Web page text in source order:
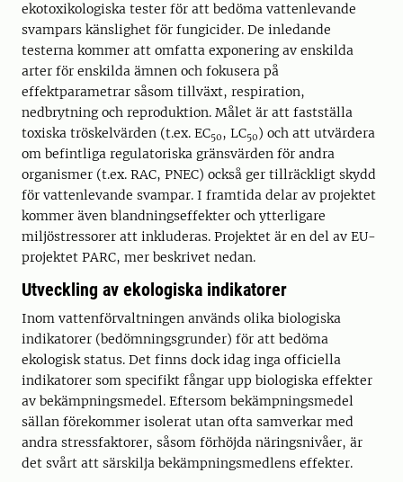
ekotoxikologiska tester för att bedöma vattenlevande
svampars känslighet för fungicider. De inledande
testerna kommer att omfatta exponering av enskilda
arter för enskilda ämnen och fokusera på
effektparametrar såsom tillväxt, respiration,
nedbrytning och reproduktion. Målet är att fastställa
toxiska tröskelvärden (t.ex. EC50, LC50) och att utvärdera
om befintliga regulatoriska gränsvärden för andra
organismer (t.ex. RAC, PNEC) också ger tillräckligt skydd
för vattenlevande svampar. I framtida delar av projektet
kommer även blandningseffekter och ytterligare
miljöstressorer att inkluderas. Projektet är en del av EU-
projektet PARC, mer beskrivet nedan.
Utveckling av ekologiska indikatorer
Inom vattenförvaltningen används olika biologiska
indikatorer (bedömningsgrunder) för att bedöma
ekologisk status. Det finns dock idag inga officiella
indikatorer som specifikt fångar upp biologiska effekter
av bekämpningsmedel. Eftersom bekämpningsmedel
sällan förekommer isolerat utan ofta samverkar med
andra stressfaktorer, såsom förhöjda näringsnivåer, är
det svårt att särskilja bekämpningsmedlens effekter.